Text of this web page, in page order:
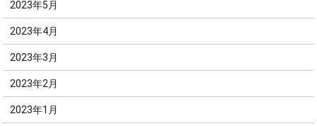
2023年5月
2023年4月
2023年3月
2023年2月
2023年1月